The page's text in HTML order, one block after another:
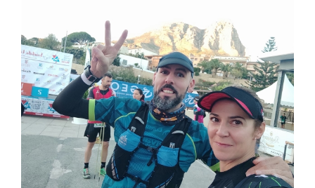
más
grande